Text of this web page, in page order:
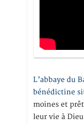
L’abbaye du
bénédictine
moines et
leur vie à